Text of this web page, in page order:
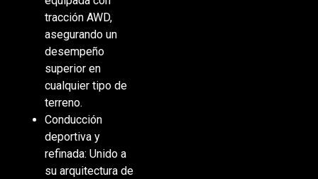
tracción AWD,
asegurando un
desempeño
superior en
cualquier tipo de
terreno.
Conducción
deportiva y
refinada: Unido a
su arquitectura de